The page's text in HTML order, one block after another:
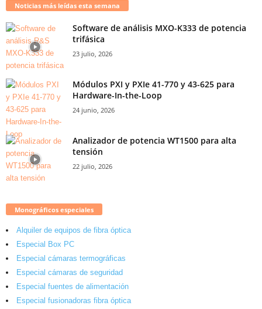
Noticias más leídas esta semana
Software de análisis MXO-K333 de potencia
trifásica
23 julio, 2026
Módulos PXI y PXIe 41-770 y 43-625 para
Hardware-In-the-Loop
24 junio, 2026
Analizador de potencia WT1500 para alta
tensión
22 julio, 2026
Monográficos especiales
Alquiler de equipos de fibra óptica
Especial Box PC
Especial cámaras termográficas
Especial cámaras de seguridad
Especial fuentes de alimentación
Especial fusionadoras fibra óptica